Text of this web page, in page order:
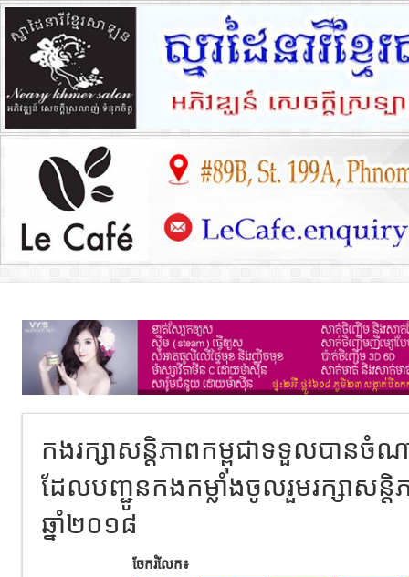
កងរក្សាសន្តិភាពកម្ពុជាទទួលបានចំណ
ដែលបញ្ជូនកងកម្លាំងចូលរួមរក្សាសន្
ឆ្នាំ២០១៨
ចែករំលែក៖